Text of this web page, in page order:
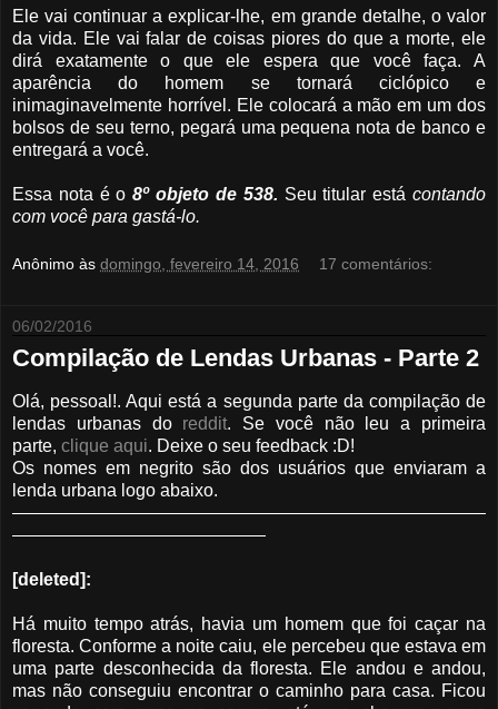
Ele vai continuar a explicar-lhe, em grande detalhe, o valor
da vida. Ele vai falar de coisas piores do que a morte, ele
dirá exatamente o que ele espera que você faça. A
aparência do homem se tornará ciclópico e
inimaginavelmente horrível. Ele colocará a mão em um dos
bolsos de seu terno, pegará uma pequena nota de banco e
entregará a você.
Essa nota é o8º objeto de 538. Seu titular estácontando
com você para gastá-lo.
Anônimo às domingo, fevereiro 14, 2016 17 comentários:
06/02/2016
Compilação de Lendas Urbanas - Parte 2
Olá, pessoal!. Aqui está a segunda parte da compilação de
lendas urbanas do reddit. Se você não leu a primeira
parte, clique aqui. Deixe o seu feedback :D!
Os nomes em negrito são dos usuários que enviaram a
lenda urbana logo abaixo.
[deleted]:
Há muito tempo atrás, havia um homem que foi caçar na
floresta. Conforme a noite caiu, ele percebeu que estava em
uma parte desconhecida da floresta. Ele andou e andou,
mas não conseguiu encontrar o caminho para casa. Ficou